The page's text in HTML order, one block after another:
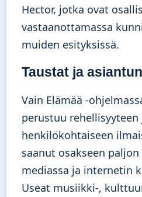
Hector, jotka ovat
vastaanottamassa
muiden esityksissä.
Taustat ja
Vain Elämää -
perustuu rehellisyyteen
henkilökohtaiseen
saanut osakseen
mediassa ja internetin
Useat musiikki-,